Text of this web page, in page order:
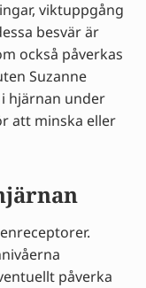
viktuppgång
besvär är
också påverkas
Suzanne
hjärnan under
att minska eller
påverka